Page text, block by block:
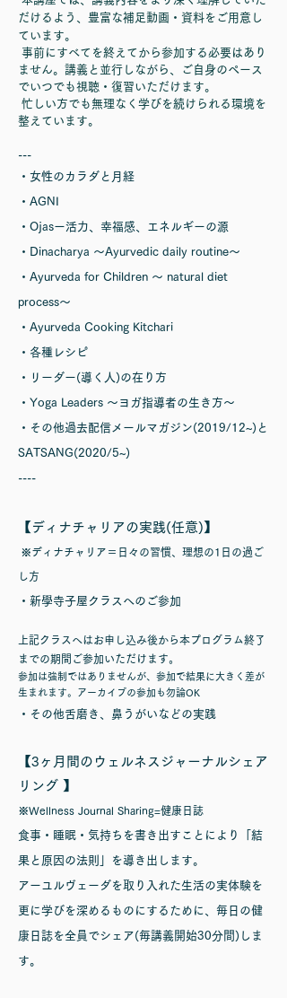
だけるよう、豊富な補足動画・資料をご用意し
ています。
事前にすべてを終えてから参加する必要はあり
ません。講義と並行しながら、ご自身のペース
でいつでも視聴・復習いただけます。
忙しい方でも無理なく学びを続けられる環境を
整えています。
---
・女性のカラダと月経
・AGNI
・Ojasー活力、幸福感、エネルギーの源
・Dinacharya 〜Ayurvedic daily routine〜
・Ayurveda for Children 〜 natural diet
process～
・Ayurveda Cooking Kitchari
・各種レシピ
・リーダー(導く人)の在り方
・Yoga Leaders 〜ヨガ指導者の生き方〜
・その他過去配信メールマガジン(2019/12~)と
SATSANG(2020/5~)
----
【ディナチャリアの実践(任意)】
※ディナチャリア＝日々の習慣、理想の1日の過ご
し方
・新學寺子屋クラスへのご参加
​上記クラスへはお申し込み後から本プログラム終了
までの期間ご参加いただけます。
​参加は強制ではありませんが、参加で結果に大きく差が
生まれます。アーカイブの参加も勿論OK
・その他舌磨き、鼻うがいなどの実践
【3ヶ月間のウェルネスジャーナルシェア
リング 】
※Wellness Journal Sharing=健康日誌
​食事・睡眠・気持ちを書き出すことにより「結
果と原因の法則」を導き出します。
アーユルヴェーダを取り入れた生活の実体験を
更に学びを深めるものにするために、毎日の健
康日誌を全員でシェア(​毎講義開始30分間)しま
す。